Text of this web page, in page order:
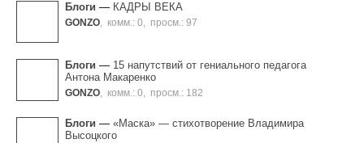
Блоги — КАДРЫ ВЕКА
GONZO комм.: 0 просм.: 97
Блоги — 15 напутствий от гениального педагога
Антона Макаренко
GONZO комм.: 0 просм.: 182
Блоги — «Маска» — cтихотворение Владимира
Высоцкого